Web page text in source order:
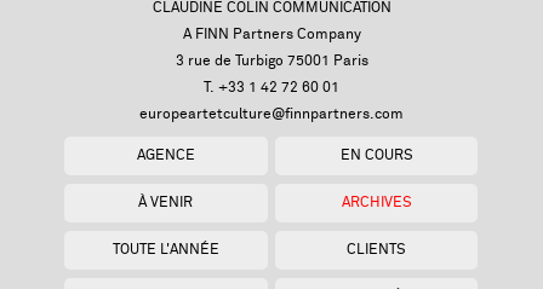
CLAUDINE COLIN COMMUNICATION
A FINN Partners Company
3 rue de Turbigo 75001 Paris
T. +33 1 42 72 60 01
europeartetculture@finnpartners.com
AGENCE EN COURS
À VENIR ARCHIVES
TOUTE L'ANNÉE CLIENTS